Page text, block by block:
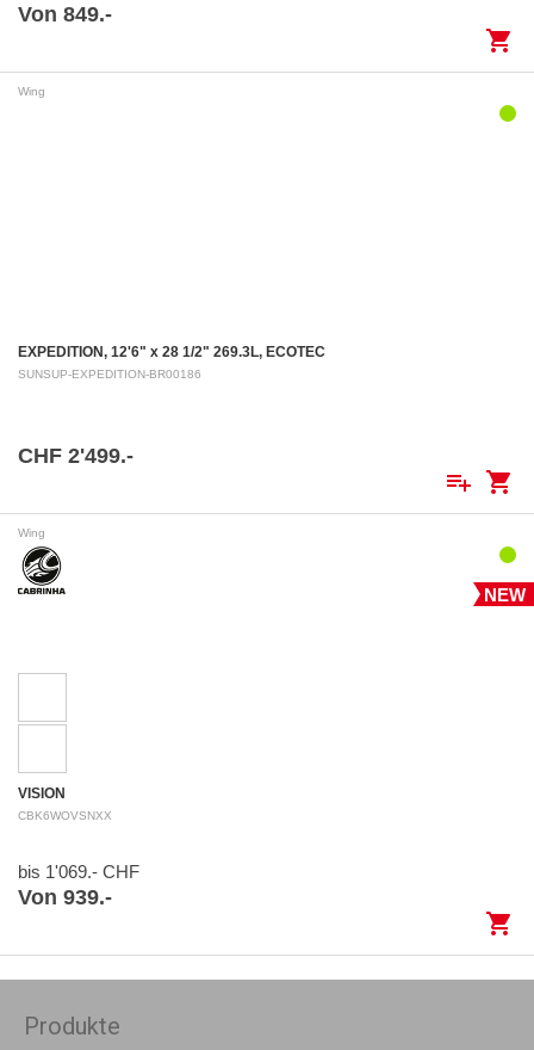
Von 849.-
shopping_cart
Wing
EXPEDITION, 12'6" x 28 1/2" 269.3L, ECOTEC
SUNSUP-EXPEDITION-BR00186
CHF 2'499.-
playlist_add shopping_cart
Wing
NEW
VISION
CBK6WOVSNXX
bis 1'069.- CHF
Von 939.-
shopping_cart
Produkte